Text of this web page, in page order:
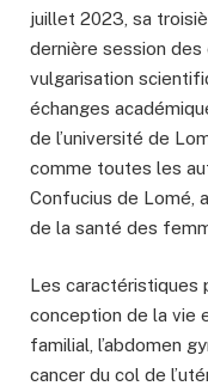
juillet 2023, sa
dernière session des
vulgarisation
échanges
de l’université de
comme toutes les
Confucius de Lomé,
de la santé des
Les caractéristiques
conception de la vie
familial, l’abdomen
cancer du col de